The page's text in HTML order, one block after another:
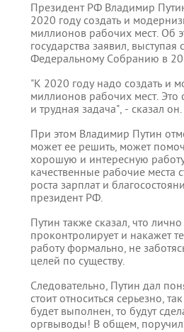
Президент РФ Владимир
2020 году создать и
миллионов рабочих мест. Об
государства заявил, выступая
Федеральному Собранию в
"К 2020 году надо создать и
миллионов рабочих мест. Это
и трудная задача", - сказал он.
При этом Владимир Путин
может ее решить, может
хорошую и интересную
качественные рабочие места
роста зарплат и
президент РФ.
Путин также сказал, что
проконтролирует и накажет
работу формально, не
целей по существу.
Следовательно, Путин дал
стоит относиться серьезно,
будет выполнен, то будут
оргвыводы! В общем, поручил